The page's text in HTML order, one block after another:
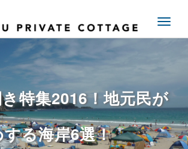
T
n
a
v
i
g
特集2016！地元民が
る海岸6選！